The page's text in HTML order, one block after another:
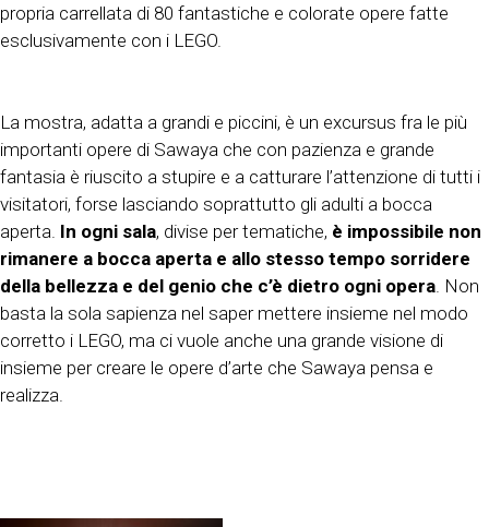
propria carrellata di 80 fantastiche e colorate opere fatte
esclusivamente con i LEGO.
La mostra, adatta a grandi e piccini, è un excursus fra le più
importanti opere di Sawaya che con pazienza e grande
fantasia è riuscito a stupire e a catturare l’attenzione di tutti i
visitatori, forse lasciando soprattutto gli adulti a bocca
aperta. In ogni sala, divise per tematiche, è impossibile non
rimanere a bocca aperta e allo stesso tempo sorridere
della bellezza e del genio che c’è dietro ogni opera . Non
basta la sola sapienza nel saper mettere insieme nel modo
corretto i LEGO, ma ci vuole anche una grande visione di
insieme per creare le opere d’arte che Sawaya pensa e
realizza.